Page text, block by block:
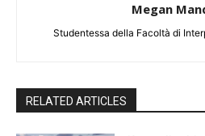
Megan
Studentessa della Facoltà di
RELATED ARTICLES